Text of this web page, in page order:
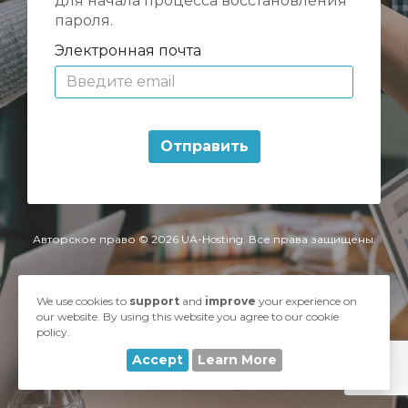
пароля.
Электронная почта
Отправить
Авторское право © 2026 UA-Hosting. Все права защищены.
We use cookies to support and improve your experience on
our website. By using this website you agree to our cookie
policy.
Accept Learn More